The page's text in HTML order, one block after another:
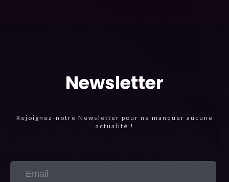
Newsletter
Rejoignez-notre Newsletter pour ne manquer aucune
actualité !